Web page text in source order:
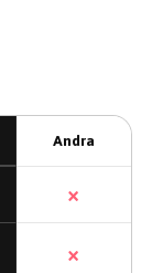
Andra
×
×